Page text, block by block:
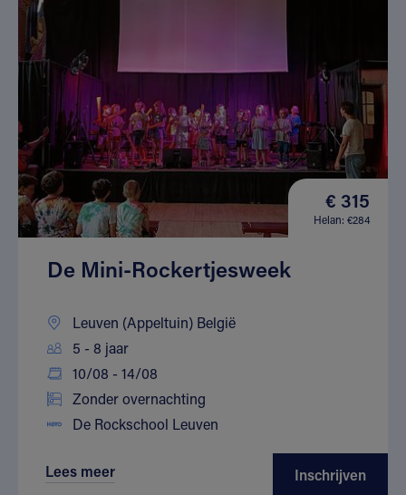
€ 315
Helan: €284
De Mini-Rockertjesweek
Leuven (Appeltuin) België
5 - 8 jaar
10/08 - 14/08
Zonder overnachting
De Rockschool Leuven
Lees meer Inschrijven